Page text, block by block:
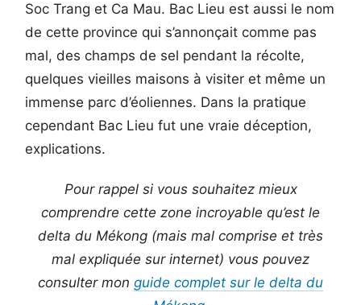
Soc Trang et Ca Mau. Bac Lieu est aussi le nom
de cette province qui s’annonçait comme pas
mal, des champs de sel pendant la récolte,
quelques vieilles maisons à visiter et même un
immense parc d’éoliennes. Dans la pratique
cependant Bac Lieu fut une vraie déception,
explications.
Pour rappel si vous souhaitez mieux
comprendre cette zone incroyable qu’est le
delta du Mékong (mais mal comprise et très
mal expliquée sur internet) vous pouvez
consulter mon guide complet sur le delta du